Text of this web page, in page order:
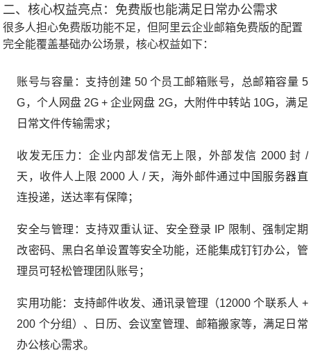
二、核心权益亮点：免费版也能满足日常办公需求
很多人担心免费版功能不足，但阿里云企业邮箱免费版的配置
完全能覆盖基础办公场景，核心权益如下：
账号与容量：支持创建 50 个员工邮箱账号，总邮箱容量 5
G，个人网盘 2G + 企业网盘 2G，大附件中转站 10G，满足
日常文件传输需求；
收发无压力：企业内部发信无上限，外部发信 2000 封 /
天，收件人上限 2000 人 / 天，海外邮件通过中国服务器直
连投递，送达率有保障；
安全与管理：支持双重认证、安全登录 IP 限制、强制定期
改密码、黑白名单设置等安全功能，还能集成钉钉办公，管
理员可轻松管理团队账号；
实用功能：支持邮件收发、通讯录管理（12000 个联系人 +
200 个分组）、日历、会议室管理、邮箱搬家等，满足日常
办公核心需求。